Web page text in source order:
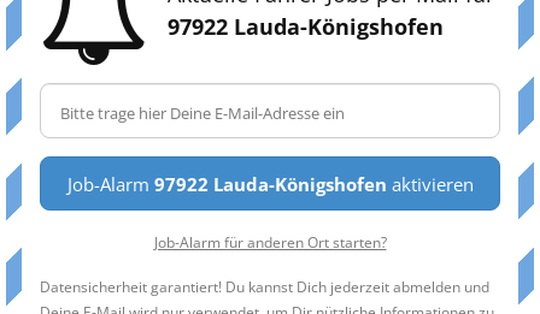
97922 Lauda-Königshofen
Job-Alarm 97922 Lauda-Königshofen aktivieren
Job-Alarm für anderen Ort starten?
Datensicherheit garantiert! Du kannst Dich jederzeit abmelden und